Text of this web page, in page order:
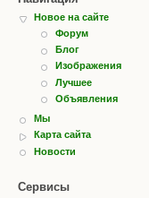
Новое на сайте
Форум
Блог
Изображения
Лучшее
Объявления
Мы
Карта сайта
Новости
Сервисы